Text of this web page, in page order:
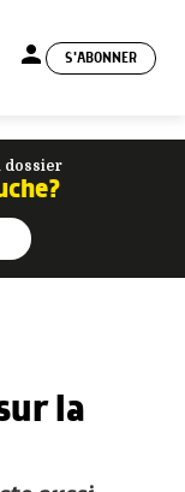
person S'ABONNER
dossier
la